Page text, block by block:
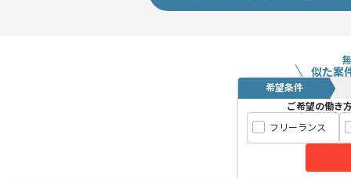
似た案
希望条件
ご希望の働き
フリーランス